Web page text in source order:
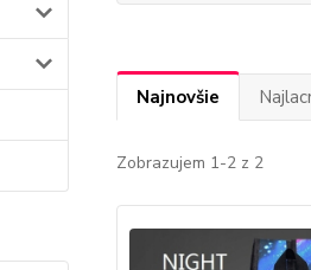
Najnovšie
Zobrazujem 1-2 z 2